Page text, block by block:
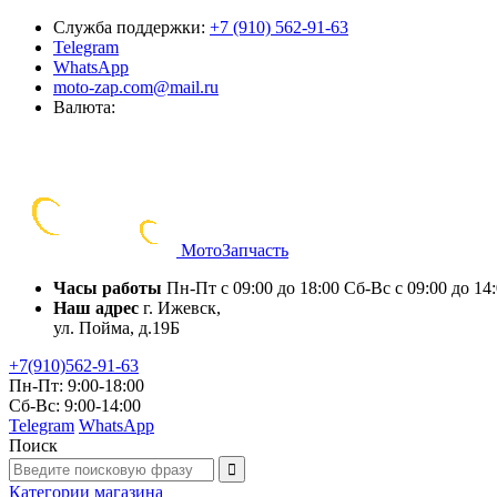
Служба поддержки: +7 (910) 562-91-63
Telegram
WhatsApp
moto-zap.com@mail.ru
Валюта:
МотоЗапчасть
Часы работы Пн-Пт с 09:00 до 18:00 Сб-Вс с 09:00 до
Наш адрес г. Ижевск,
ул. Пойма, д.19Б
+7(910)562-91-63
Пн-Пт: 9:00-18:00
Сб-Вс: 9:00-14:00
Telegram WhatsApp
Поиск
Категории магазина